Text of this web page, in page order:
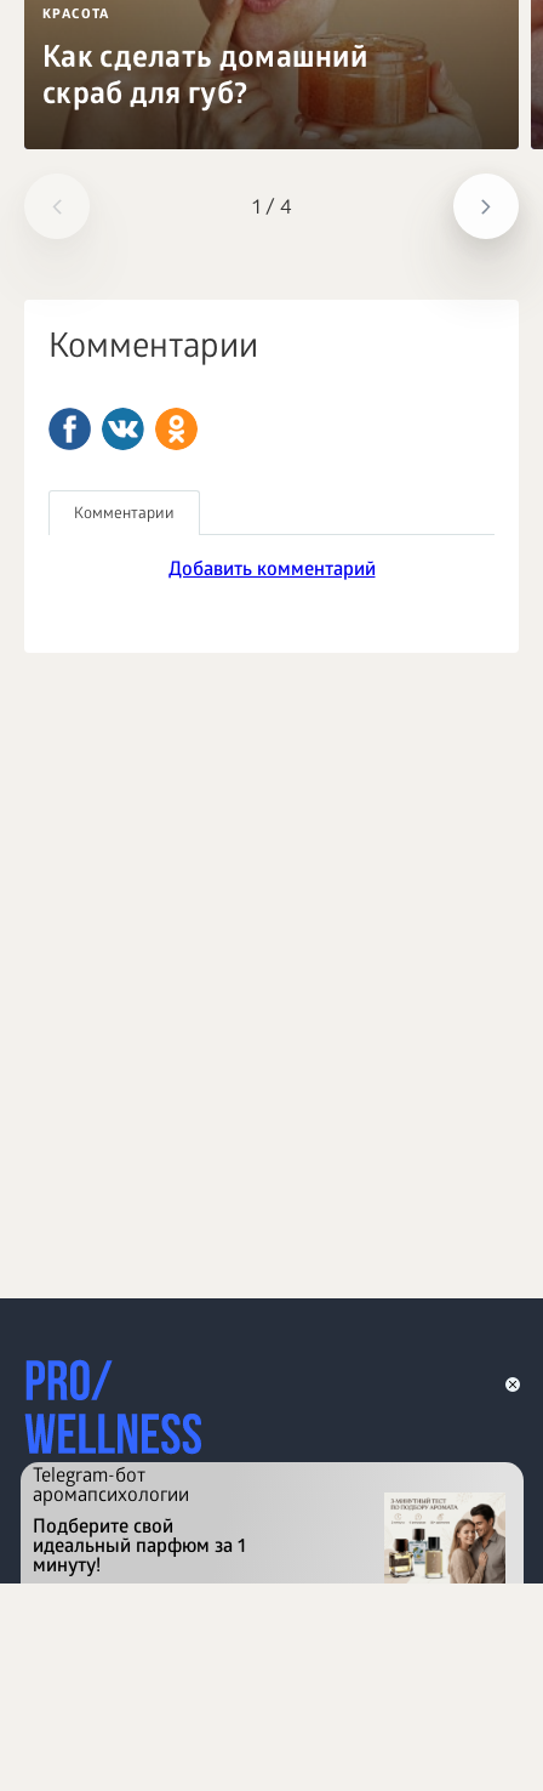
1 / 4
КРАСОТА
Как сделать домашний
скраб для губ?
Комментарии
Комментарии
Добавить комментарий
Перейти на сайт
Telegram-бот
аромапсихологии
Подберите свой
идеальный парфюм за 1
минуту!